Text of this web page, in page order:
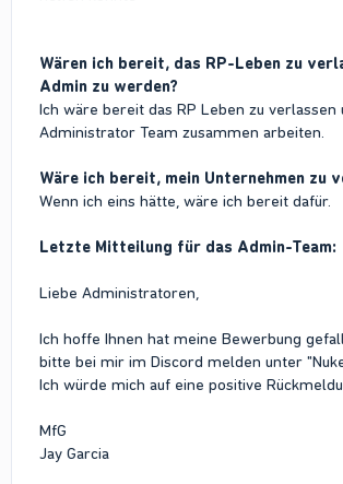
Wären ich bereit, das RP-Leben zu
Admin zu werden?
Ich wäre bereit das RP Leben zu verlassen
Administrator Team zusammen arbeiten.
Wäre ich bereit, mein Unternehmen zu
Wenn ich eins hätte, wäre ich bereit dafür.
Letzte Mitteilung für das Admin-Team:
Liebe Administratoren,
Ich hoffe Ihnen hat meine Bewerbung
bitte bei mir im Discord melden unter
Ich würde mich auf eine positive
MfG
Jay Garcia